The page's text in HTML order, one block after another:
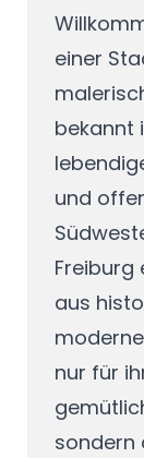
einer
bekannt
und
Freiburg
aus
nur für
sondern